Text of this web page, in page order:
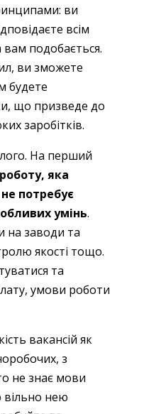
ви
всім
подобається.
ви зможете
будете
що призведе до
заробітків.
На перший
яка
потребує
умінь.
на заводи та
якості тощо.
та
умови роботи
вакансій як
з
не знає мови
вільно нею